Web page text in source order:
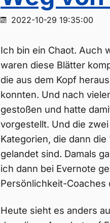
2022-10-29 19:35:00
Ich bin ein Chaot. Auch
waren diese Blätter
die aus dem Kopf
konnten. Und nach
gestoßen und hatte
vorgestellt. Und die
Kategorien, die dann
gelandet sind. Damals
ich dann bei Evernote
Persönlichkeit-Coaches
Heute sieht es anders